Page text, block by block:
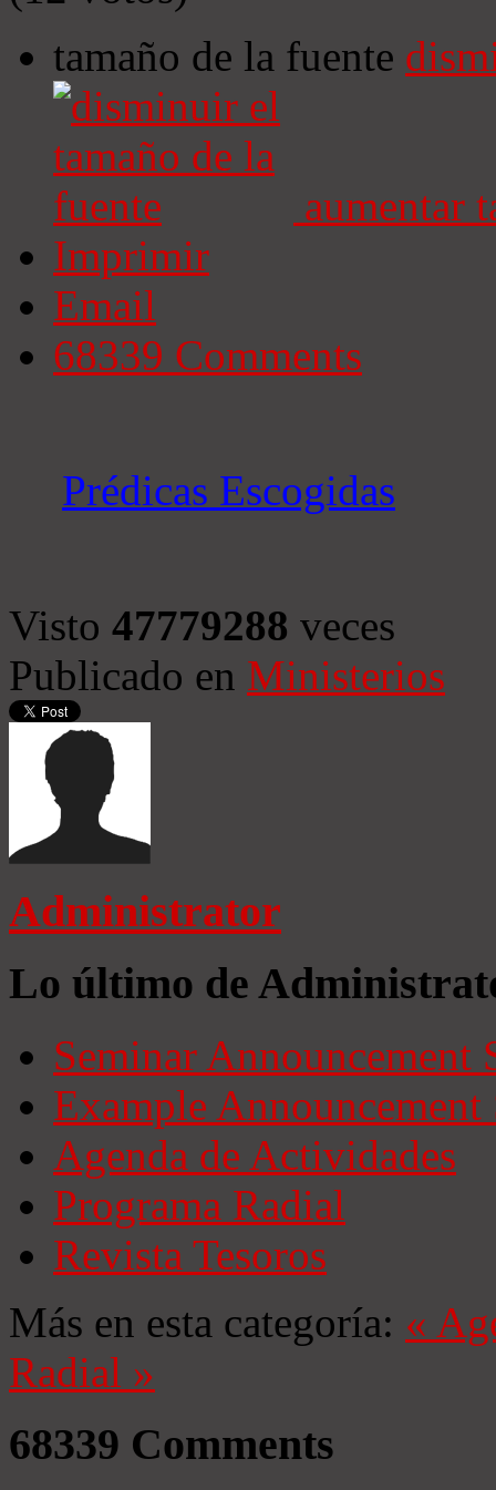
tamaño de la fuente
aumentar
Imprimir
Email
68339 Comments
Prédicas Escogidas
Visto 47779288 veces
Publicado en Ministerios
Administrator
Lo último de
Seminar Announcement
Example Announcement
Agenda de Actividades
Programa Radial
Revista Tesoros
Más en esta categoría: «
Radial »
68339 Comments